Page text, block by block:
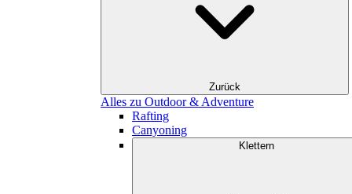
Zurück
Alles zu Outdoor & Adventure
Rafting
Canyoning
Klettern